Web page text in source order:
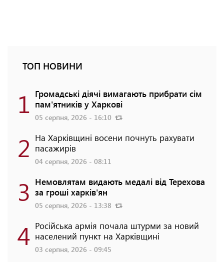
ТОП НОВИНИ
1 Громадські діячі вимагають прибрати сім
пам'ятників у Харкові
05 серпня, 2026 - 16:10
2 На Харківщині восени почнуть рахувати
пасажирів
04 серпня, 2026 - 08:11
3 Немовлятам видають медалі від Терехова
за гроші харків'ян
05 серпня, 2026 - 13:38
4 Російська армія почала штурми за новий
населений пункт на Харківщині
03 серпня, 2026 - 09:45